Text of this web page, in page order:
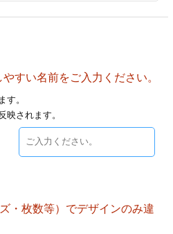
すい名前をご入力ください。
す。
映されます。
・枚数等）でデザインのみ違